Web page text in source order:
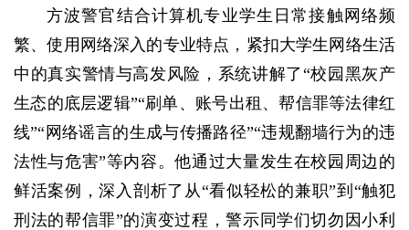
方波警官结合计算机专业学生日常接触网络频
繁、使用网络深入的专业特点，紧扣大学生网络生活
中的真实警情与高发风险，系统讲解了“校园黑灰产
生态的底层逻辑”“刷单、账号出租、帮信罪等法律红
线”“网络谣言的生成与传播路径”“违规翻墙行为的违
法性与危害”等内容。他通过大量发生在校园周边的
鲜活案例，深入剖析了从“看似轻松的兼职”到“触犯
刑法的帮信罪”的演变过程，警示同学们切勿因小利